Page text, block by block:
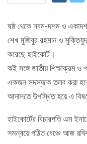
ষষ্ঠ থেকে নবম-দশম ও একাদশ
শেখ মুজিবুর রহমান ও
করেছে হাইকোর্ট।
কই সঙ্গে জাতীয় শিক্ষাক্রম ও
একজন সদস্যকে তলব করা
আদালতে উপস্থিত হয়ে এ
হাইকোর্টের বিচারপতি এম
সমন্বয়ে গঠিত বেঞ্চে আজ